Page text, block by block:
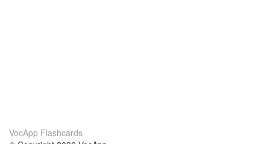
VocApp Flashcards